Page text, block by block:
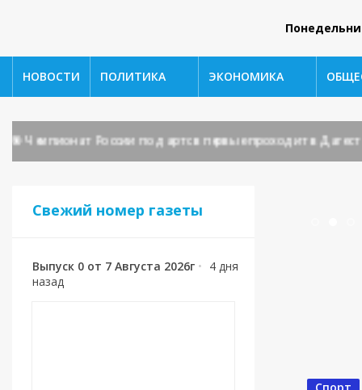
НОВОСТИ ПОЛИТИКА ЭКОНОМИКА
России по дартс впервые проходит в Дагестане!
Свежий номер газеты
Выпуск 0 от 7 Августа 2026г • 4 дня
назад